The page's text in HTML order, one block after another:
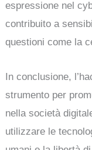
espressione nel
contribuito a
questioni come la
In conclusione,
strumento per
nella società
utilizzare le